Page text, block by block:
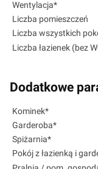
Wentylacja*
Liczba pomieszczeń
Liczba wszystkich
Liczba łazienek (bez
Dodatkowe
Kominek*
Garderoba*
Spiżarnia*
Pokój z łazienką i